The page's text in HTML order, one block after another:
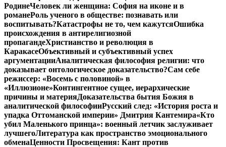
РодинеЧеловек ли женщина: София на иконе и в
романеРоль ученого в обществе: познавать или
воспитывать?Катастрофы не то, чем кажутсяОшибка
происхождения в антирелигиозной
пропагандеХристианство и революция в
КаракасеОбъективный и субъективный успех
аргументацииАналитическая философия религии: что
доказывает онтологическое доказательство?Сам себе
режиссер: «Восемь с половиной» в
«Иллюзионе»Контингентное сущее, иерархические
причины и материяДоказательства бытия Божия в
аналитической философииРусский след: «История роста и
упадка Оттоманской империи» Дмитрия Кантемира«Кто
убил Маленького принца»: военный летчик заслуживает
лучшегоЛитература как пространство эмоционального
обменаЦенности Просвещения: Кант против